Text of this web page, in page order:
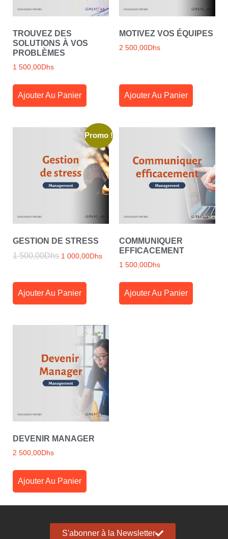
TROUVEZ DES
SOLUTIONS À VOS
PROBLÈMES
1 500,00Dhs
Ajouter Au Panier
MOTIVEZ VOS ÉQUIPES
2 500,00Dhs
Ajouter Au Panier
Promo !
GESTION DE STRESS
1 500,00Dhs 1 000,00Dhs
Ajouter Au Panier
COMMUNIQUER
EFFICACEMENT
1 500,00Dhs
Ajouter Au Panier
DEVENIR MANAGER
2 500,00Dhs
Ajouter Au Panier
S'abonner à la Newsletter